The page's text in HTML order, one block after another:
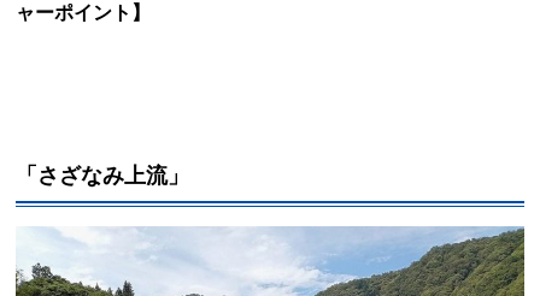
ャーポイント】
「さざなみ上流」